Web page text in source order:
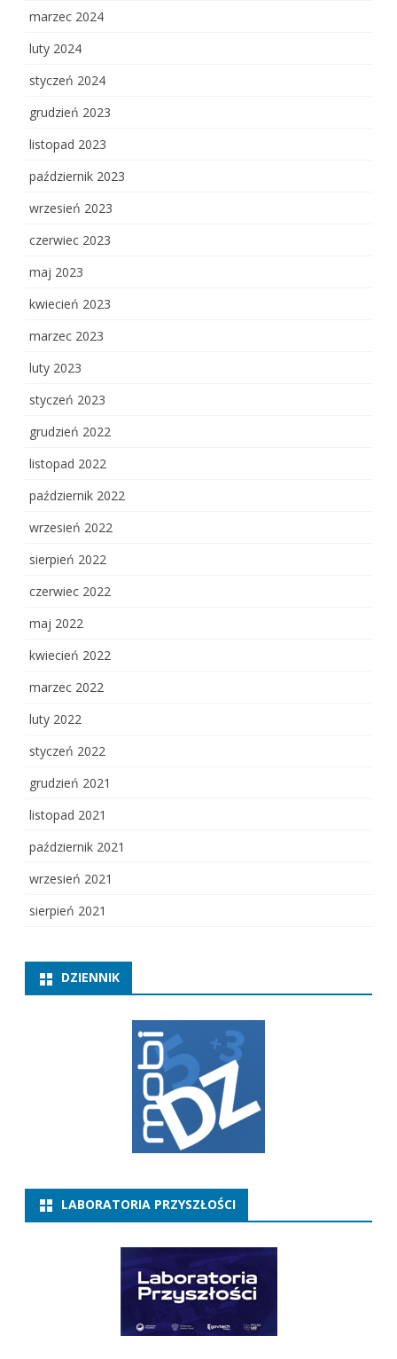
marzec 2024
luty 2024
styczeń 2024
grudzień 2023
listopad 2023
październik 2023
wrzesień 2023
czerwiec 2023
maj 2023
kwiecień 2023
marzec 2023
luty 2023
styczeń 2023
grudzień 2022
listopad 2022
październik 2022
wrzesień 2022
sierpień 2022
czerwiec 2022
maj 2022
kwiecień 2022
marzec 2022
luty 2022
styczeń 2022
grudzień 2021
listopad 2021
październik 2021
wrzesień 2021
sierpień 2021
DZIENNIK
LABORATORIA PRZYSZŁOŚCI